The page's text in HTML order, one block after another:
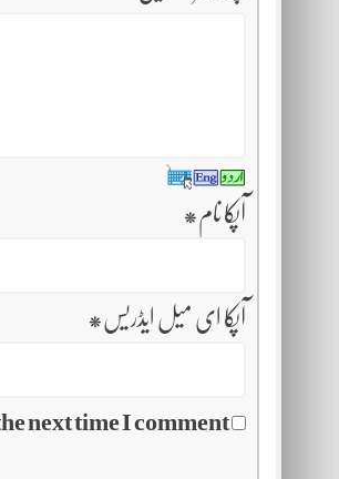
آپکا نام *
آپکا ای میل ایڈریس *
next time I comment.